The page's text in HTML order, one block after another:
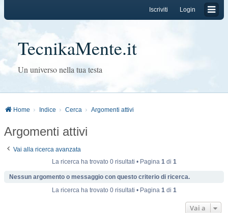
Login
Iscriviti
TecnikaMente.it
Un universo nella tua testa
Home Indice Cerca Argomenti attivi
Argomenti attivi
Vai alla ricerca avanzata
La ricerca ha trovato 0 risultati • Pagina 1di 1
Nessun argomento o messaggio con questo criterio di ricerca.
La ricerca ha trovato 0 risultati • Pagina 1di 1
Vai a